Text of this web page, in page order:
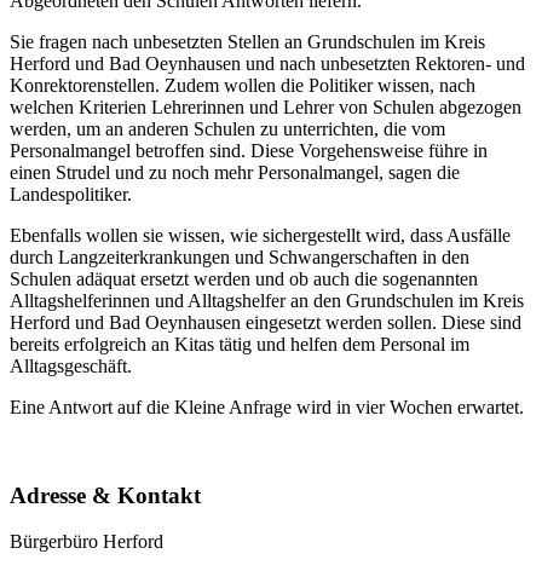
Sie fragen nach unbesetzten Stellen an Grundschulen im Kreis
Herford und Bad Oeynhausen und nach unbesetzten Rektoren- und
Konrektorenstellen. Zudem wollen die Politiker wissen, nach
welchen Kriterien Lehrerinnen und Lehrer von Schulen abgezogen
werden, um an anderen Schulen zu unterrichten, die vom
Personalmangel betroffen sind. Diese Vorgehensweise führe in
einen Strudel und zu noch mehr Personalmangel, sagen die
Landespolitiker.
Ebenfalls wollen sie wissen, wie sichergestellt wird, dass Ausfälle
durch Langzeiterkrankungen und Schwangerschaften in den
Schulen adäquat ersetzt werden und ob auch die sogenannten
Alltagshelferinnen und Alltagshelfer an den Grundschulen im Kreis
Herford und Bad Oeynhausen eingesetzt werden sollen. Diese sind
bereits erfolgreich an Kitas tätig und helfen dem Personal im
Alltagsgeschäft.
Eine Antwort auf die Kleine Anfrage wird in vier Wochen erwartet.
Adresse & Kontakt
Bürgerbüro Herford